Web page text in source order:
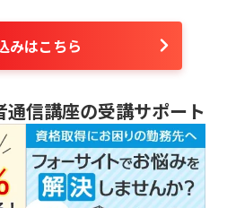
みはこちら
通信講座の受講サポート